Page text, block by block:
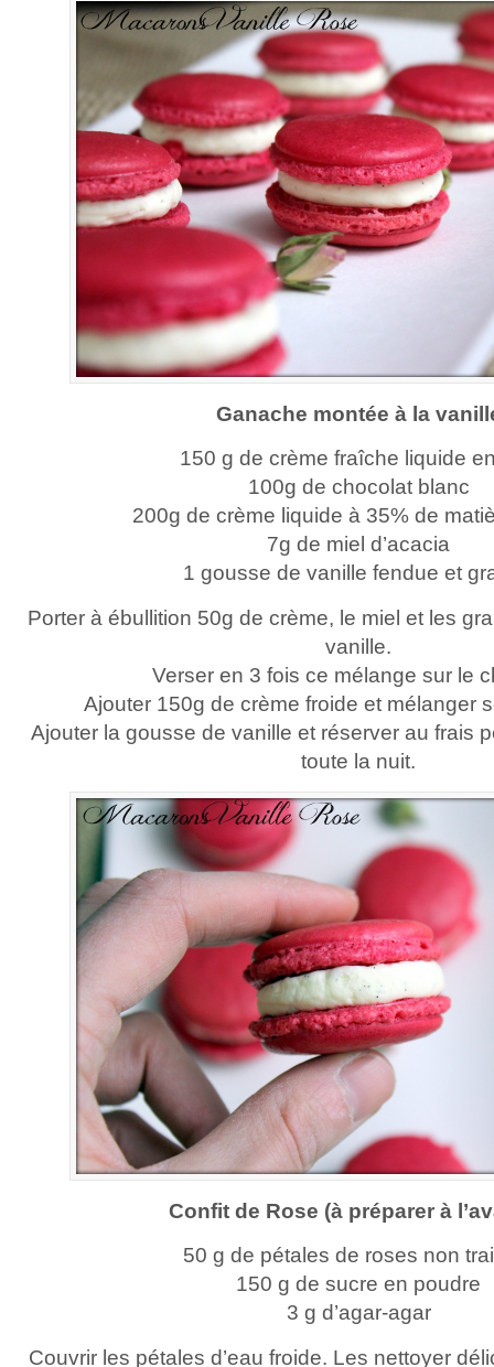
Ganache montée à la
150 g de crème fraîche liquide
100g de chocolat blanc
200g de crème liquide à 35% de
7g de miel d’acacia
1 gousse de vanille fendue et
Porter à ébullition 50g de crème, le miel et les
vanille.
Verser en 3 fois ce mélange sur le
Ajouter 150g de crème froide et mélanger
Ajouter la gousse de vanille et réserver au frais
toute la nuit.
Confit de Rose (à préparer à
50 g de pétales de roses non
150 g de sucre en poudre
3 g d’agar-agar
Couvrir les pétales d’eau froide. Les nettoyer